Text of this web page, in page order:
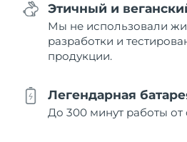
Этичный и
Мы не использовали
разработки и
продукции.
Легендарная
До 300 минут работы от